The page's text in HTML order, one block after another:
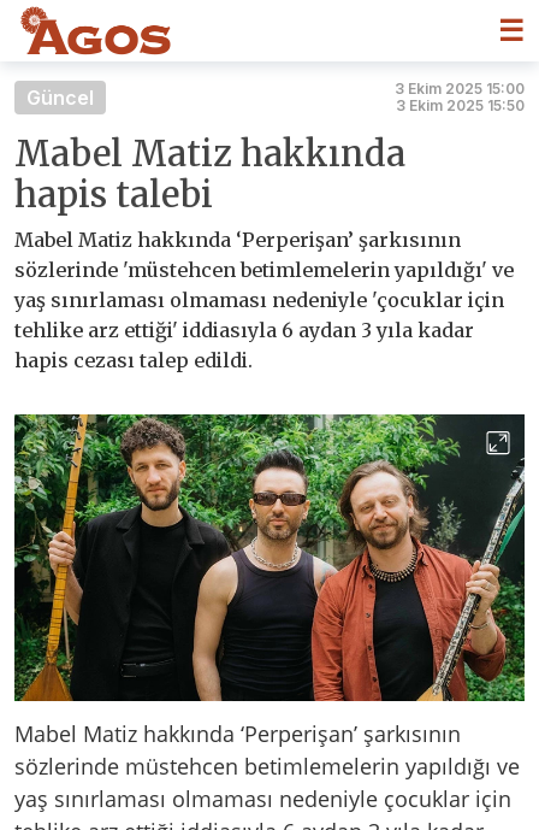
☰
Güncel
3 Ekim 2025 15:00
3 Ekim 2025 15:50
Mabel Matiz hakkında
hapis talebi
Mabel Matiz hakkında ‘Perperişan’ şarkısının
sözlerinde 'müstehcen betimlemelerin yapıldığı' ve
yaş sınırlaması olmaması nedeniyle 'çocuklar için
tehlike arz ettiği' iddiasıyla 6 aydan 3 yıla kadar
hapis cezası talep edildi.
Mabel Matiz hakkında ‘Perperişan’ şarkısının
sözlerinde müstehcen betimlemelerin yapıldığı ve
yaş sınırlaması olmaması nedeniyle çocuklar için